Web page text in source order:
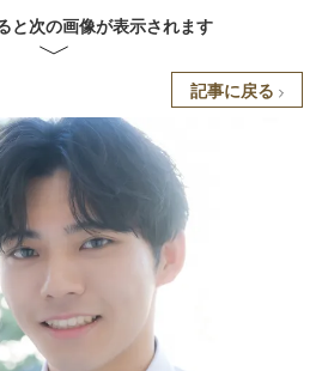
と次の画像が表示されます
記事に戻る